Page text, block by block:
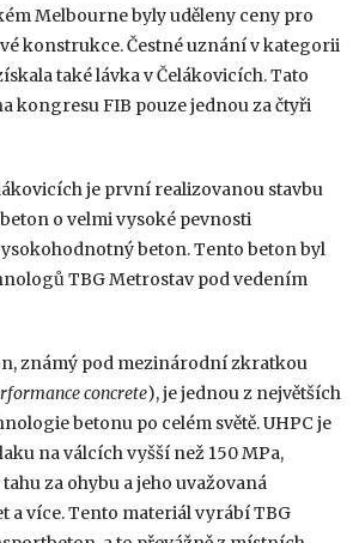
Melbourne byly uděleny ceny pro
konstrukce. Čestné uznání v kategorii
také lávka v Čelákovicích. Tato
kongresu FIB pouze jednou za čtyři
je první realizovanou stavbu
o velmi vysoké pevnosti
beton. Tento beton byl
TBG Metrostav pod vedením
známý pod mezinárodní zkratkou
concrete), je jednou z největších
betonu po celém světě. UHPC je
na válcích vyšší než 150 MPa,
za ohybu a jeho uvažovaná
a více. Tento materiál vyrábí TBG